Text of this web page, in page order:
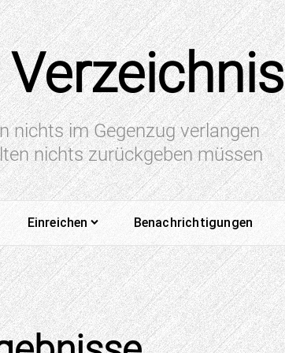
nichts im Gegenzug verlangen
nichts zurückgeben müssen
Einreichen Benachrichtigungen